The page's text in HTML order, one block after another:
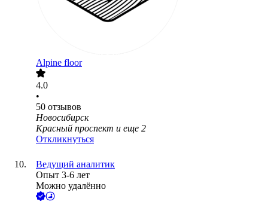
Alpine floor
4.0
•
50 отзывов
Новосибирск
Красный проспект и еще 2
Откликнуться
Ведущий аналитик
Опыт 3-6 лет
Можно удалённо